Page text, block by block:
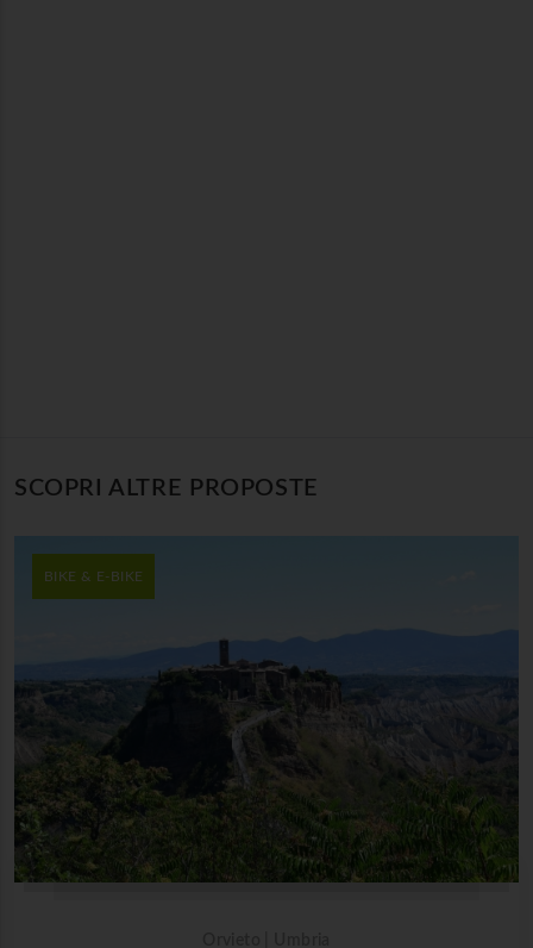
SCOPRI ALTRE PROPOSTE
BIKE & E-BIKE